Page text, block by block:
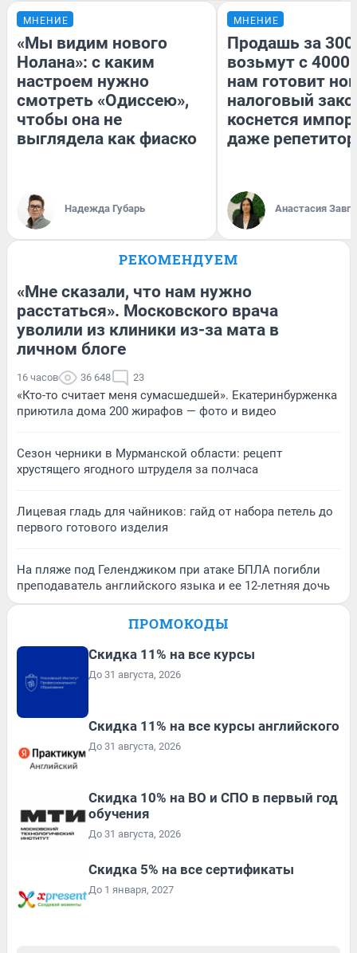
МНЕНИЕ
«Мы видим нового
Нолана»: с каким
настроем нужно
смотреть «Одиссею»,
чтобы она не
выглядела как фиаско
Надежда Губарь
МНЕНИЕ
Продашь за
возьмут с
нам готовит
налоговый
коснется
даже
Анастасия
РЕКОМЕНДУЕМ
«Мне сказали, что нам нужно
расстаться». Московского врача
уволили из клиники из-за мата в
личном блоге
16 часов 36 648 23
«Кто-то считает меня сумасшедшей». Екатеринбурженка
приютила дома 200 жирафов — фото и видео
Сезон черники в Мурманской области: рецепт
хрустящего ягодного штруделя за полчаса
Лицевая гладь для чайников: гайд от набора петель до
первого готового изделия
На пляже под Геленджиком при атаке БПЛА погибли
преподаватель английского языка и ее 12-летняя дочь
ПРОМОКОДЫ
Скидка 11% на все курсы
До 31 августа, 2026
Скидка 11% на все курсы английского
До 31 августа, 2026
Скидка 10% на ВО и СПО в первый год
обучения
До 31 августа, 2026
Скидка 5% на все сертификаты
До 1 января, 2027